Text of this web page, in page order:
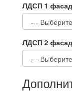
ЛДСП 1 фасад
ЛДСП 2 фасад